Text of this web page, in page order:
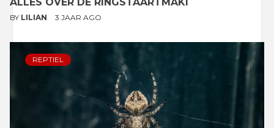
BY LILIAN 3 JAAR AGO
REPTIEL